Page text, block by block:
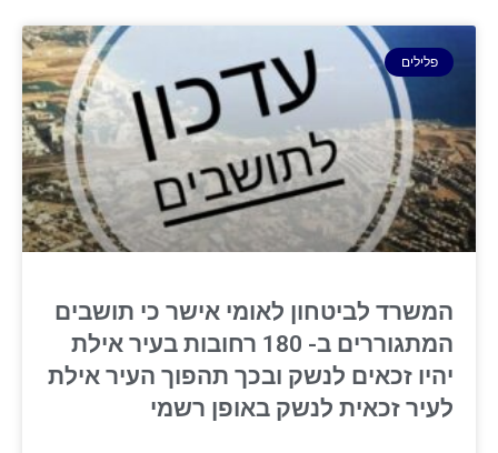
פלילים
המשרד לביטחון לאומי אישר כי תושבים
המתגוררים ב- 180 רחובות בעיר אילת
יהיו זכאים לנשק ובכך תהפוך העיר אילת
לעיר זכאית לנשק באופן רשמי